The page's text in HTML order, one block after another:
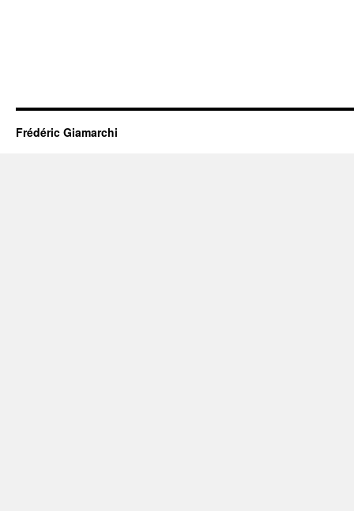
Frédéric Giamarchi